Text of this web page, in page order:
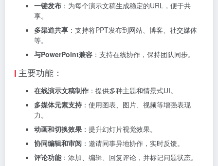
一键发布 ：为每个演示文稿生成稳定的URL，便于共
享。
多渠道共享 ：支持将PPT发布到网站、博客、社交媒体
等。
与PowerPoint兼容 ：支持在线协作，保持团队同步。
主要功能：
在线演示文稿制作 ：提供多种主题和情景式UI。
多媒体元素支持 ：使用图表、图片、视频等增强表现
力。
动画和切换效果 ：提升幻灯片视觉效果。
协同编辑和审阅 ：邀请同事异地协作，实时反馈。
评论功能：添加、编辑、回复评论，并标记问题状态。